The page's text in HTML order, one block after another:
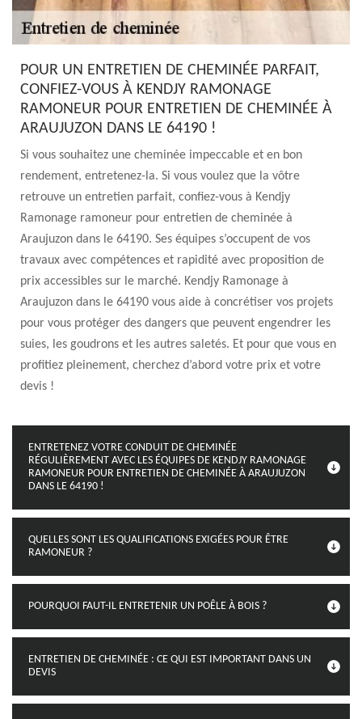
POUR UN ENTRETIEN DE CHEMINÉE PARFAIT,
CONFIEZ-VOUS À KENDJY RAMONAGE
RAMONEUR POUR ENTRETIEN DE CHEMINÉE À
ARAUJUZON DANS LE 64190 !
Si vous souhaitez une cheminée impeccable et en bon
rendement, entretenez-la. Si vous voulez que la vôtre
retrouve un entretien parfait, confiez-vous à Kendjy
Ramonage ramoneur pour entretien de cheminée à
Araujuzon dans le 64190. Ses équipes s’occupent de vos
travaux avec compétences et rapidité avec proposition de
prix accessibles sur le marché. Kendjy Ramonage à
Araujuzon dans le 64190 vous aide à concrétiser vos projets
pour vous protéger des dangers que peuvent engendrer les
suies, les goudrons et les autres saletés. Et pour que vous en
profitiez pleinement, cherchez d’abord votre prix et votre
devis !
ENTRETENEZ VOTRE CONDUIT DE CHEMINÉE
RÉGULIÈREMENT AVEC LES ÉQUIPES DE KENDJY RAMONAGE
RAMONEUR POUR ENTRETIEN DE CHEMINÉE À ARAUJUZON
DANS LE 64190 !
QUELLES SONT LES QUALIFICATIONS EXIGÉES POUR ÊTRE
RAMONEUR ?
POURQUOI FAUT-IL ENTRETENIR UN POÊLE À BOIS ?
ENTRETIEN DE CHEMINÉE : CE QUI EST IMPORTANT DANS UN
DEVIS